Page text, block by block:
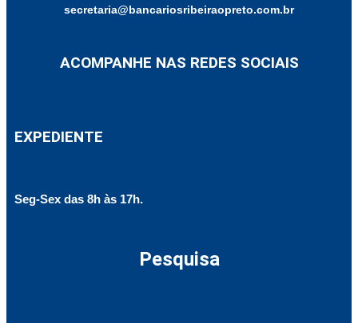
secretaria@bancariosribeiraopreto.com.br
ACOMPANHE NAS REDES SOCIAIS
EXPEDIENTE
Seg-Sex das 8h às 17h.
Pesquisa